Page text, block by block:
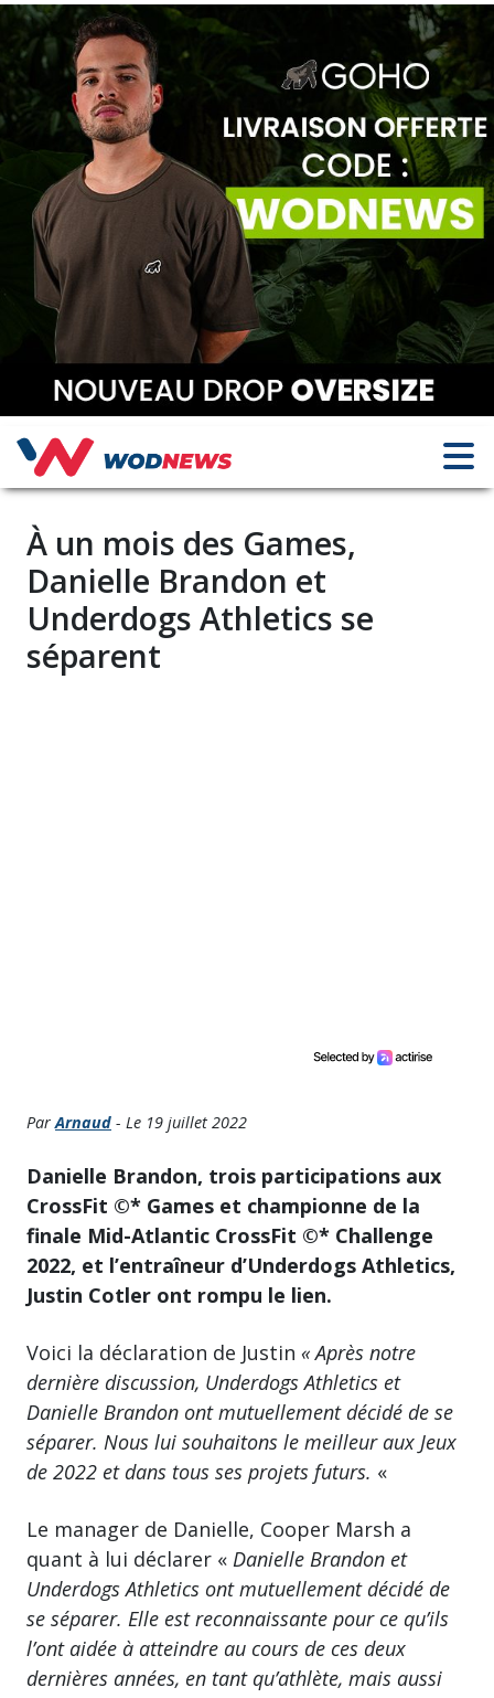
À un mois des Games,
Danielle Brandon et
Underdogs Athletics se
séparent
ParArnaud - Le 19 juillet 2022
Danielle Brandon, trois participations aux
CrossFit ©* Games et championne de la
finale Mid-Atlantic CrossFit ©* Challenge
2022, et l’entraîneur d’Underdogs Athletics,
Justin Cotler ont rompu le lien.
Voici la déclaration de Justin « Après notre
dernière discussion, Underdogs Athletics et
Danielle Brandon ont mutuellement décidé de se
séparer. Nous lui souhaitons le meilleur aux Jeux
de 2022 et dans tous ses projets futurs. «
Le manager de Danielle, Cooper Marsh a
quant à lui déclarer « Danielle Brandon et
Underdogs Athletics ont mutuellement décidé de
se séparer. Elle est reconnaissante pour ce qu’ils
l’ont aidée à atteindre au cours de ces deux
dernières années, en tant qu’athlète, mais aussi